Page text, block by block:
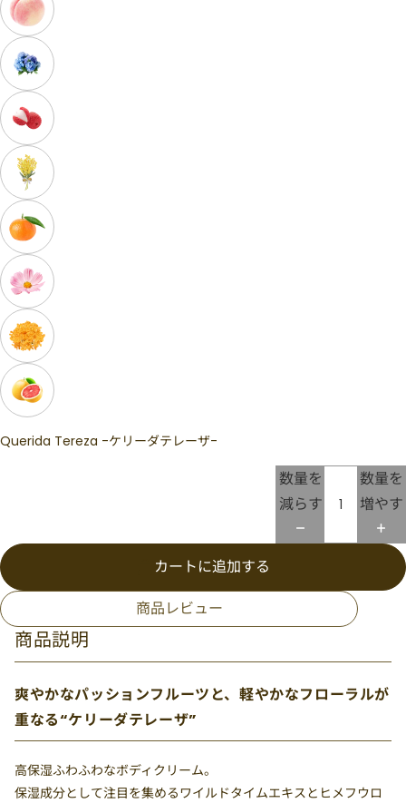
Querida Tereza -ケリーダテレーザ-
数量を
減らす
数量を
増やす
カートに追加する
商品レビュー
商品説明
爽やかなパッションフルーツと、軽やかなフローラルが
重なる“ケリーダテレーザ”
高保湿ふわふわなボディクリーム。
保湿成分として注目を集めるワイルドタイムエキスとヒメフウロ